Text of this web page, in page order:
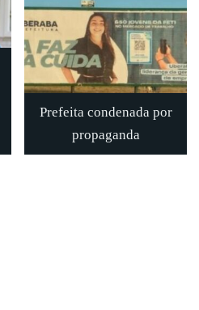
Prefeita condenada por
propaganda